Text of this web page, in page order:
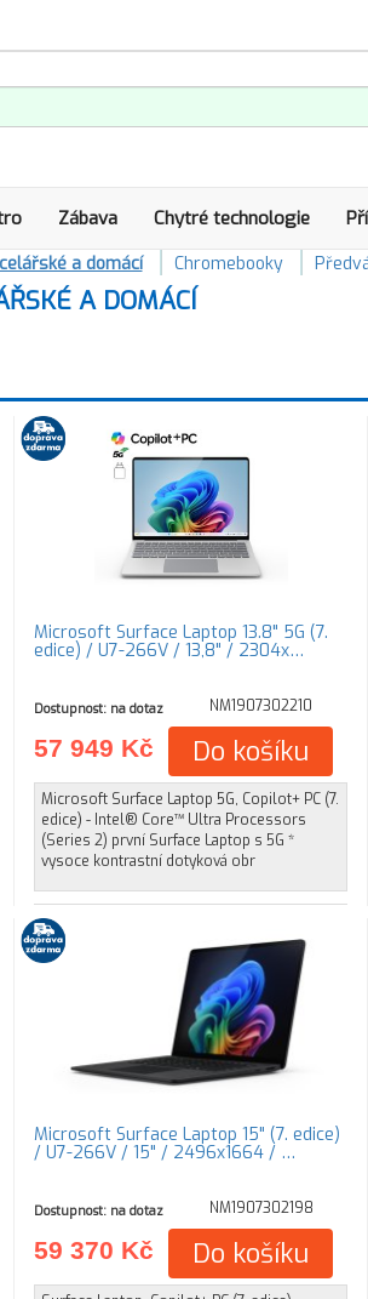
Zábava Chytré technologie
a domácí Chromebooky
A DOMÁCÍ
Microsoft Surface Laptop 13.8" 5G (7.
edice) / U7-266V / 13,8" / 2304x…
Dostupnost: na dotaz NM1907302210
57 949 Kč Do košíku
Microsoft Surface Laptop 5G, Copilot+ PC (7.
edice) - Intel® Core™ Ultra Processors
(Series 2) první Surface Laptop s 5G *
vysoce kontrastní dotyková obr
Microsoft Surface Laptop 15" (7. edice)
/ U7-266V / 15" / 2496x1664 / …
Dostupnost: na dotaz NM1907302198
59 370 Kč Do košíku